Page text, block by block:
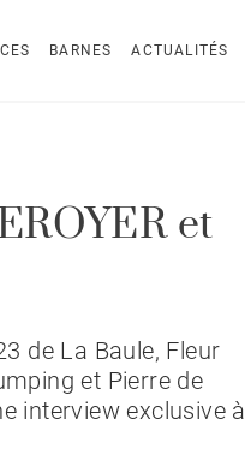
BARNES ACTUALITÉS
et
de La Baule, Fleur
et Pierre de
interview exclusive à